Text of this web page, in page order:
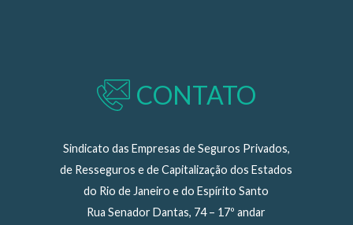
CONTATO
Sindicato das Empresas de Seguros Privados,
de Resseguros e de Capitalização dos Estados
do Rio de Janeiro e do Espírito Santo
Rua Senador Dantas, 74 – 17º andar